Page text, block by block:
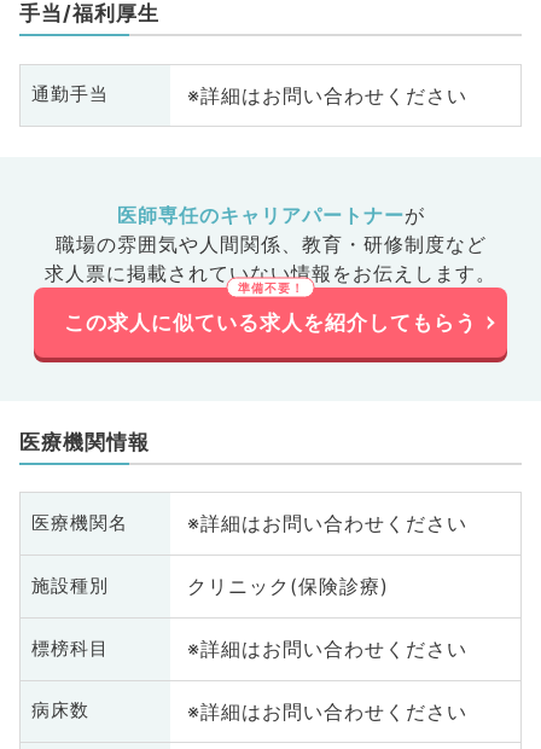
手当/福利厚生
通勤手当 ※詳細はお問い合わせください
医師専任のキャリアパートナーが
職場の雰囲気や人間関係、 教育・研修制度など
求人票に掲載されていない情報をお伝えします。
この求人に似ている求人を紹介してもらう
医療機関情報
医療機関名 ※詳細はお問い合わせください
施設種別 クリニック(保険診療)
標榜科目 ※詳細はお問い合わせください
病床数 ※詳細はお問い合わせください